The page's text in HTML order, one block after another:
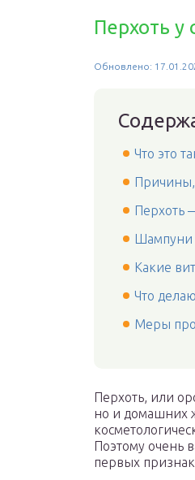
Перхоть у
Обновлено:
Что это
Перхоть
Шампуни
Какие
Что
Меры
Перхоть, или
но и домашних
Поэтому очень
первых